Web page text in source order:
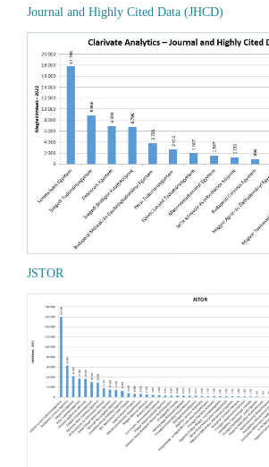
Journal and Highly Cited Data (JHCD)
JSTOR